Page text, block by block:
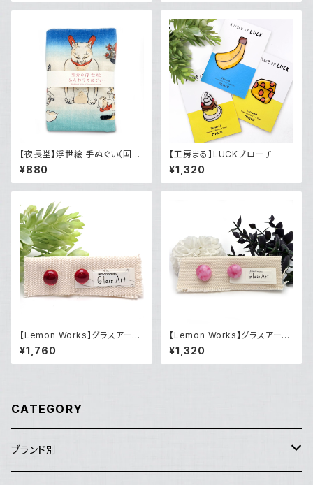
【夜長堂】浮世絵 手ぬぐい（国芳
うちわ）
¥880
【工房まる】LUCKブローチ
¥1,320
【Lemon Works】グラスアート
ボールピアス（Red）
¥1,760
【Lemon Works】グラスアー
ト ピアス（LWGABP-10）
¥1,320
CATEGORY
ブランド別